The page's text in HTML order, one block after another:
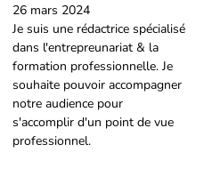
26 mars 2024
Je suis une rédactrice spécialisé
dans l'entrepreunariat & la
formation professionnelle. Je
souhaite pouvoir accompagner
notre audience pour
s'accomplir d'un point de vue
professionnel.